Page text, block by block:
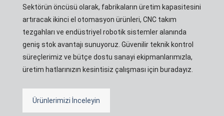
Sektörün öncüsü olarak, fabrikaların üretim kapasitesini
artıracak ikinci el otomasyon ürünleri, CNC takım
tezgahları ve endüstriyel robotik sistemler alanında
geniş stok avantajı sunuyoruz. Güvenilir teknik kontrol
süreçlerimiz ve bütçe dostu sanayi ekipmanlarımızla,
üretim hatlarınızın kesintisiz çalışması için buradayız.
Ürünlerimizi İnceleyin